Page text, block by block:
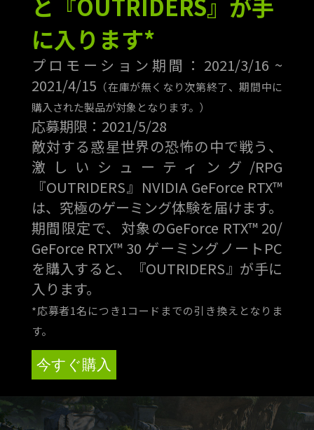
に入ります*
プロモーション期間：2021/3/16 ~
2021/4/15 （在庫が無くなり次第終了、期間中に
購入された製品が対象となります。）
応募期限：2021/5/28
敵対する惑星世界の恐怖の中で戦う、
激しいシューティング/RPG
『OUTRIDERS』NVIDIA GeForce RTX™
は、究極のゲーミング体験を届けます。
期間限定で、対象のGeForce RTX™ 20/
GeForce RTX™ 30 ゲーミングノートPC
を購入すると、『OUTRIDERS』が手に
入ります。
*応募者1名につき1コードまでの引き換えとなりま
す。
今すぐ購入